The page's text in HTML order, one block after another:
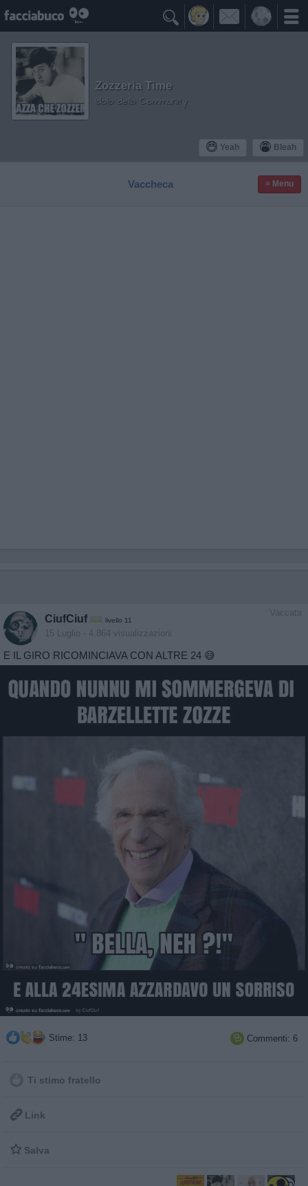

Yeah Bleah
Zozzeria Time
Idolo della Community
Vaccheca ≡ Menu
Vaccata
CiufCiuf livello 11
15 Luglio - 4.864 visualizzazioni
E IL GIRO RICOMINCIAVA CON ALTRE 24 😅
Stime: 13  Commenti: 6
Ti stimo fratello
 Link
 Salva